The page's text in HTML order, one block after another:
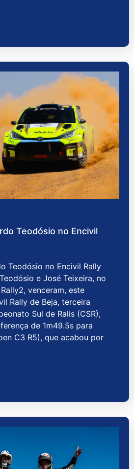
Teodósio no Encivil
Teodósio no Encivil Rally
e José Teixeira, no
venceram, este
Rally de Beja, terceira
Sul de Ralis (CSR),
de 1m49.5s para
C3 R5), que acabou por